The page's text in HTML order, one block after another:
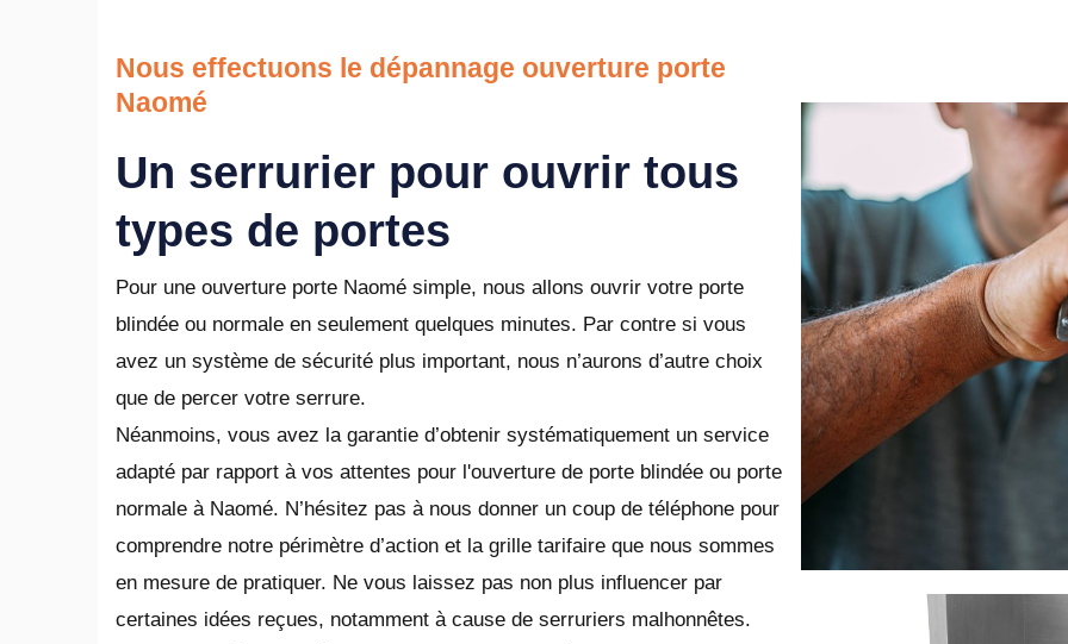
Nous effectuons le dépannage ouverture porte
Naomé
Un serrurier pour ouvrir tous
types de portes
Pour une ouverture porte Naomé simple, nous allons ouvrir votre porte
blindée ou normale en seulement quelques minutes. Par contre si vous
avez un système de sécurité plus important, nous n’aurons d’autre choix
que de percer votre serrure.
Néanmoins, vous avez la garantie d’obtenir systématiquement un service
adapté par rapport à vos attentes pour l'ouverture de porte blindée ou porte
normale à Naomé. N’hésitez pas à nous donner un coup de téléphone pour
comprendre notre périmètre d’action et la grille tarifaire que nous sommes
en mesure de pratiquer. Ne vous laissez pas non plus influencer par
certaines idées reçues, notamment à cause de serruriers malhonnêtes.